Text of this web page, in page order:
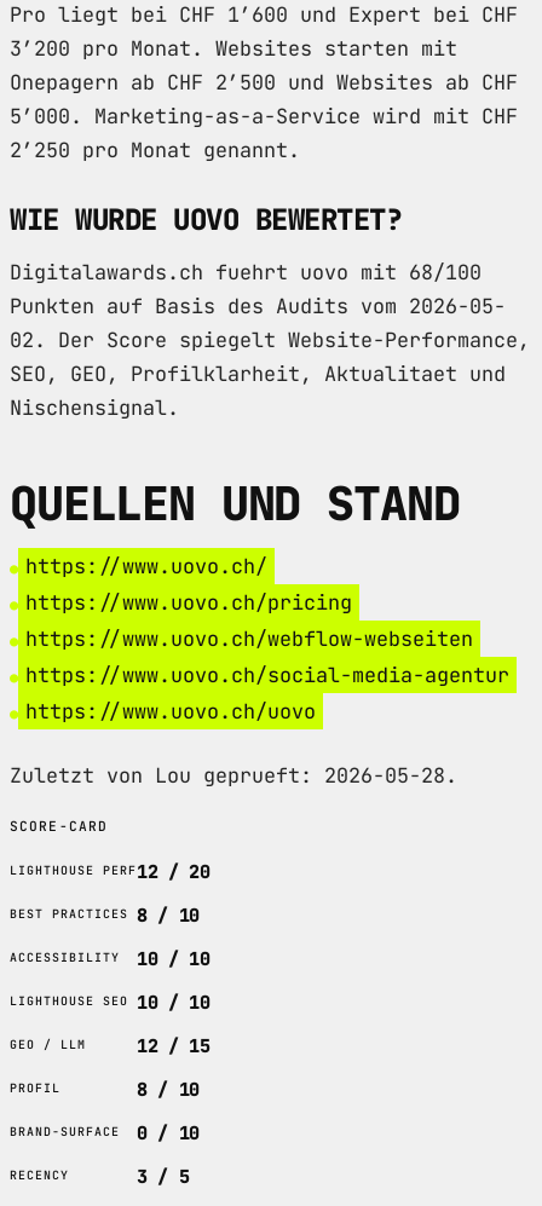
Pro liegt bei CHF 1’600 und Expert bei CHF
3’200 pro Monat. Websites starten mit
Onepagern ab CHF 2’500 und Websites ab CHF
5’000. Marketing-as-a-Service wird mit CHF
2’250 pro Monat genannt.
WIE WURDE UOVO BEWERTET?
Digitalawards.ch fuehrt uovo mit 68/100
Punkten auf Basis des Audits vom 2026-05-
02. Der Score spiegelt Website-Performance,
SEO, GEO, Profilklarheit, Aktualitaet und
Nischensignal.
QUELLEN UND STAND
https://www.uovo.ch/
https://www.uovo.ch/pricing
https://www.uovo.ch/webflow-webseiten
https://www.uovo.ch/social-media-agentur
https://www.uovo.ch/uovo
Zuletzt von Lou geprueft: 2026-05-28.
SCORE-CARD
LIGHTHOUSE PERF12 / 20
BEST PRACTICES 8 / 10
ACCESSIBILITY 10 / 10
LIGHTHOUSE SEO 10 / 10
GEO / LLM 12 / 15
PROFIL 8 / 10
BRAND-SURFACE 0 / 10
RECENCY 3 / 5